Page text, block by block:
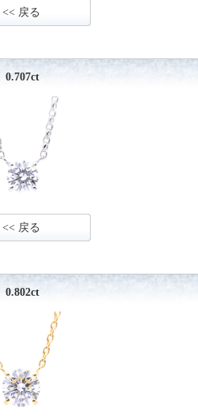
<< 戻る
0.707ct
<< 戻る
0.802ct